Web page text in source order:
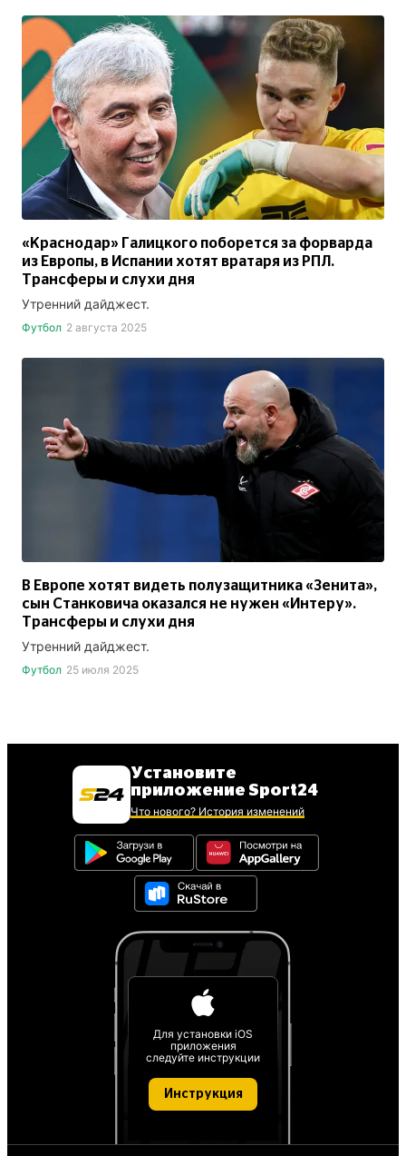
«Краснодар» Галицкого поборется за форварда
из Европы, в Испании хотят вратаря из РПЛ.
Трансферы и слухи дня
Утренний дайджест.
Футбол 2 августа 2025
В Европе хотят видеть полузащитника «Зенита»,
сын Станковича оказался не нужен «Интеру».
Трансферы и слухи дня
Утренний дайджест.
Футбол 25 июля 2025
Установите
приложение Sport24
Что нового? История изменений
Для установки iOS
приложения
следуйте инструкции
Инструкция